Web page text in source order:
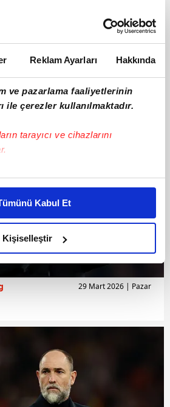
Reklam Ayarları Hakkında
ve pazarlama faaliyetlerinin
ile çerezler kullanılmaktadır.
tarayıcı ve cihazlarını
halinde sizlere özel
yaşatabiliriz. Bunu yaparken
iyi bir reklam deneyimi sunmak
iyi içerikleri sunabilmek adına
gösterdiğimizi ve bu noktada,
karşılamak noktasında tek gelir
hatırlatmak isteriz.
hedefli reklamlar
sunabilmek için İnternet
üçüncü kişilere ait çerezler
vasıtasıyla çeşitli kişisel
Kabul Et
Kişiselleştir
29 Mart 2026 | Pazar